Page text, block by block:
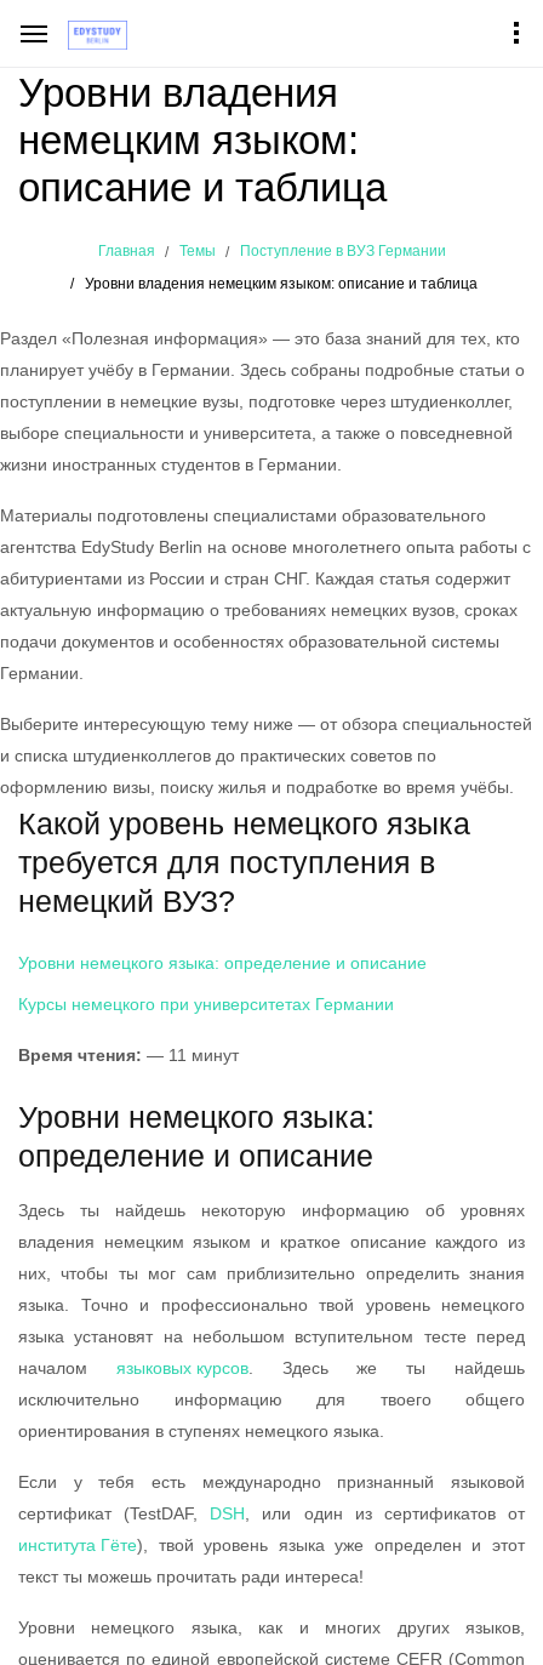
Уровни владения
немецким языком:
описание и таблица
Главная Темы
Поступление в ВУЗ Германии
Уровни владения немецким языком: описание и таблица
Раздел «Полезная информация» — это база знаний для тех, кто
планирует учёбу в Германии. Здесь собраны подробные статьи о
поступлении в немецкие вузы, подготовке через штудиенколлег,
выборе специальности и университета, а также о повседневной
жизни иностранных студентов в Германии.
Материалы подготовлены специалистами образовательного
агентства EdyStudy Berlin на основе многолетнего опыта работы с
абитуриентами из России и стран СНГ. Каждая статья содержит
актуальную информацию о требованиях немецких вузов, сроках
подачи документов и особенностях образовательной системы
Германии.
Выберите интересующую тему ниже — от обзора специальностей
и списка штудиенколлегов до практических советов по
оформлению визы, поиску жилья и подработке во время учёбы.
Какой уровень немецкого языка
требуется для поступления в
немецкий ВУЗ?
Уровни немецкого языка: определение и описание
Курсы немецкого при университетах Германии
Время чтения: — 11 минут
Уровни немецкого языка:
определение и описание
Здесь ты найдешь некоторую информацию об уровнях
владения немецким языком и краткое описание каждого из
них, чтобы ты мог сам приблизительно определить знания
языка. Точно и профессионально твой уровень немецкого
языка установят на небольшом вступительном тесте перед
началом языковых курсов. Здесь же ты найдешь
исключительно информацию для твоего общего
ориентирования в ступенях немецкого языка.
Если у тебя есть международно признанный языковой
сертификат (TestDAF, DSH , или один из сертификатов от
института Гёте), твой уровень языка уже определен и этот
текст ты можешь прочитать ради интереса!
Уровни немецкого языка, как и многих других языков,
оценивается по единой европейской системе CEFR (Common